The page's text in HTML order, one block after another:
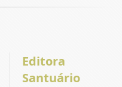
Editora
Santuário